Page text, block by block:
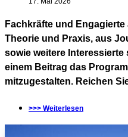
Fachkräfte und
Theorie und Praxis, aus
sowie weitere
einem Beitrag das
mitzugestalten. Reichen
>>> Weiterlesen